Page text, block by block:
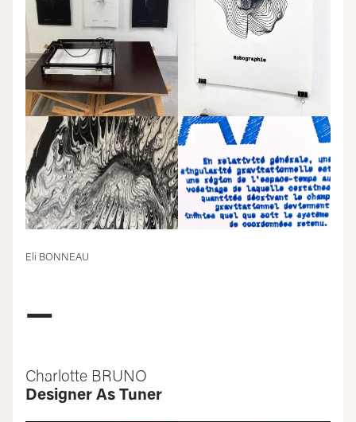
Eli BONNEAU
—
Charlotte BRUNO
Designer As Tuner